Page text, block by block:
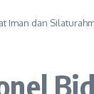
Iman dan